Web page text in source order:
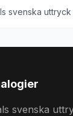
svenska uttryck
svenska